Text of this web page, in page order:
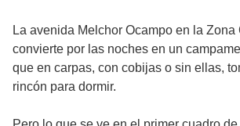
La avenida Melchor Ocampo en la Zona
convierte por las noches en un
que en carpas, con cobijas o sin ellas,
rincón para dormir.